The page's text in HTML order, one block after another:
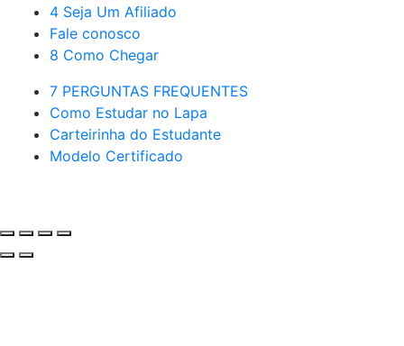
4 Seja Um Afiliado
Fale conosco
8 Como Chegar
7 PERGUNTAS FREQUENTES
Como Estudar no Lapa
Carteirinha do Estudante
Modelo Certificado